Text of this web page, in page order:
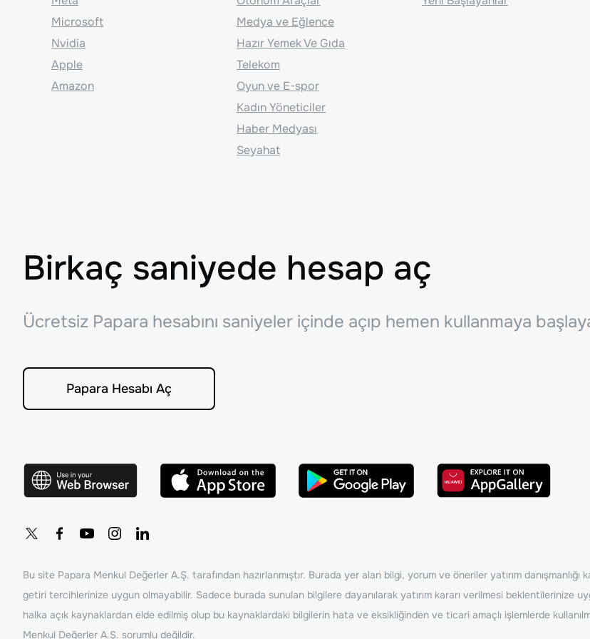
Microsoft
Nvidia
Apple
Amazon
Medya ve Eğlence
Hazır Yemek Ve Gıda
Telekom
Oyun ve E-spor
Kadın Yöneticiler
Haber Medyası
Seyahat
Birkaç saniyede hesap aç
Ücretsiz Papara hesabını saniyeler içinde açıp hemen kullanmaya
Papara Hesabı Aç
Bu site Papara Menkul Değerler A.Ş. tarafından hazırlanmıştır. Burada yer alan bilgi, yorum ve öneriler yatırım
getiri tercihlerinize uygun olmayabilir. Sadece burada sunulan bilgilere dayanılarak yatırım kararı verilmesi beklentilerinize
halka açık kaynaklardan elde edilmiş olup bu kaynaklardaki bilgilerin hata ve eksikliğinden ve ticari amaçlı işlemlerde
Menkul Değerler A.Ş. sorumlu değildir.